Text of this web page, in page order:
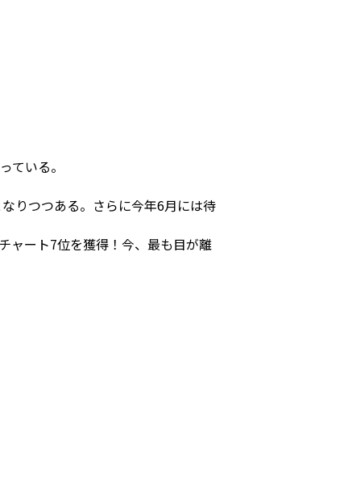
ている。
りつつある。さらに今年6月には待
ャート7位を獲得！今、最も目が離